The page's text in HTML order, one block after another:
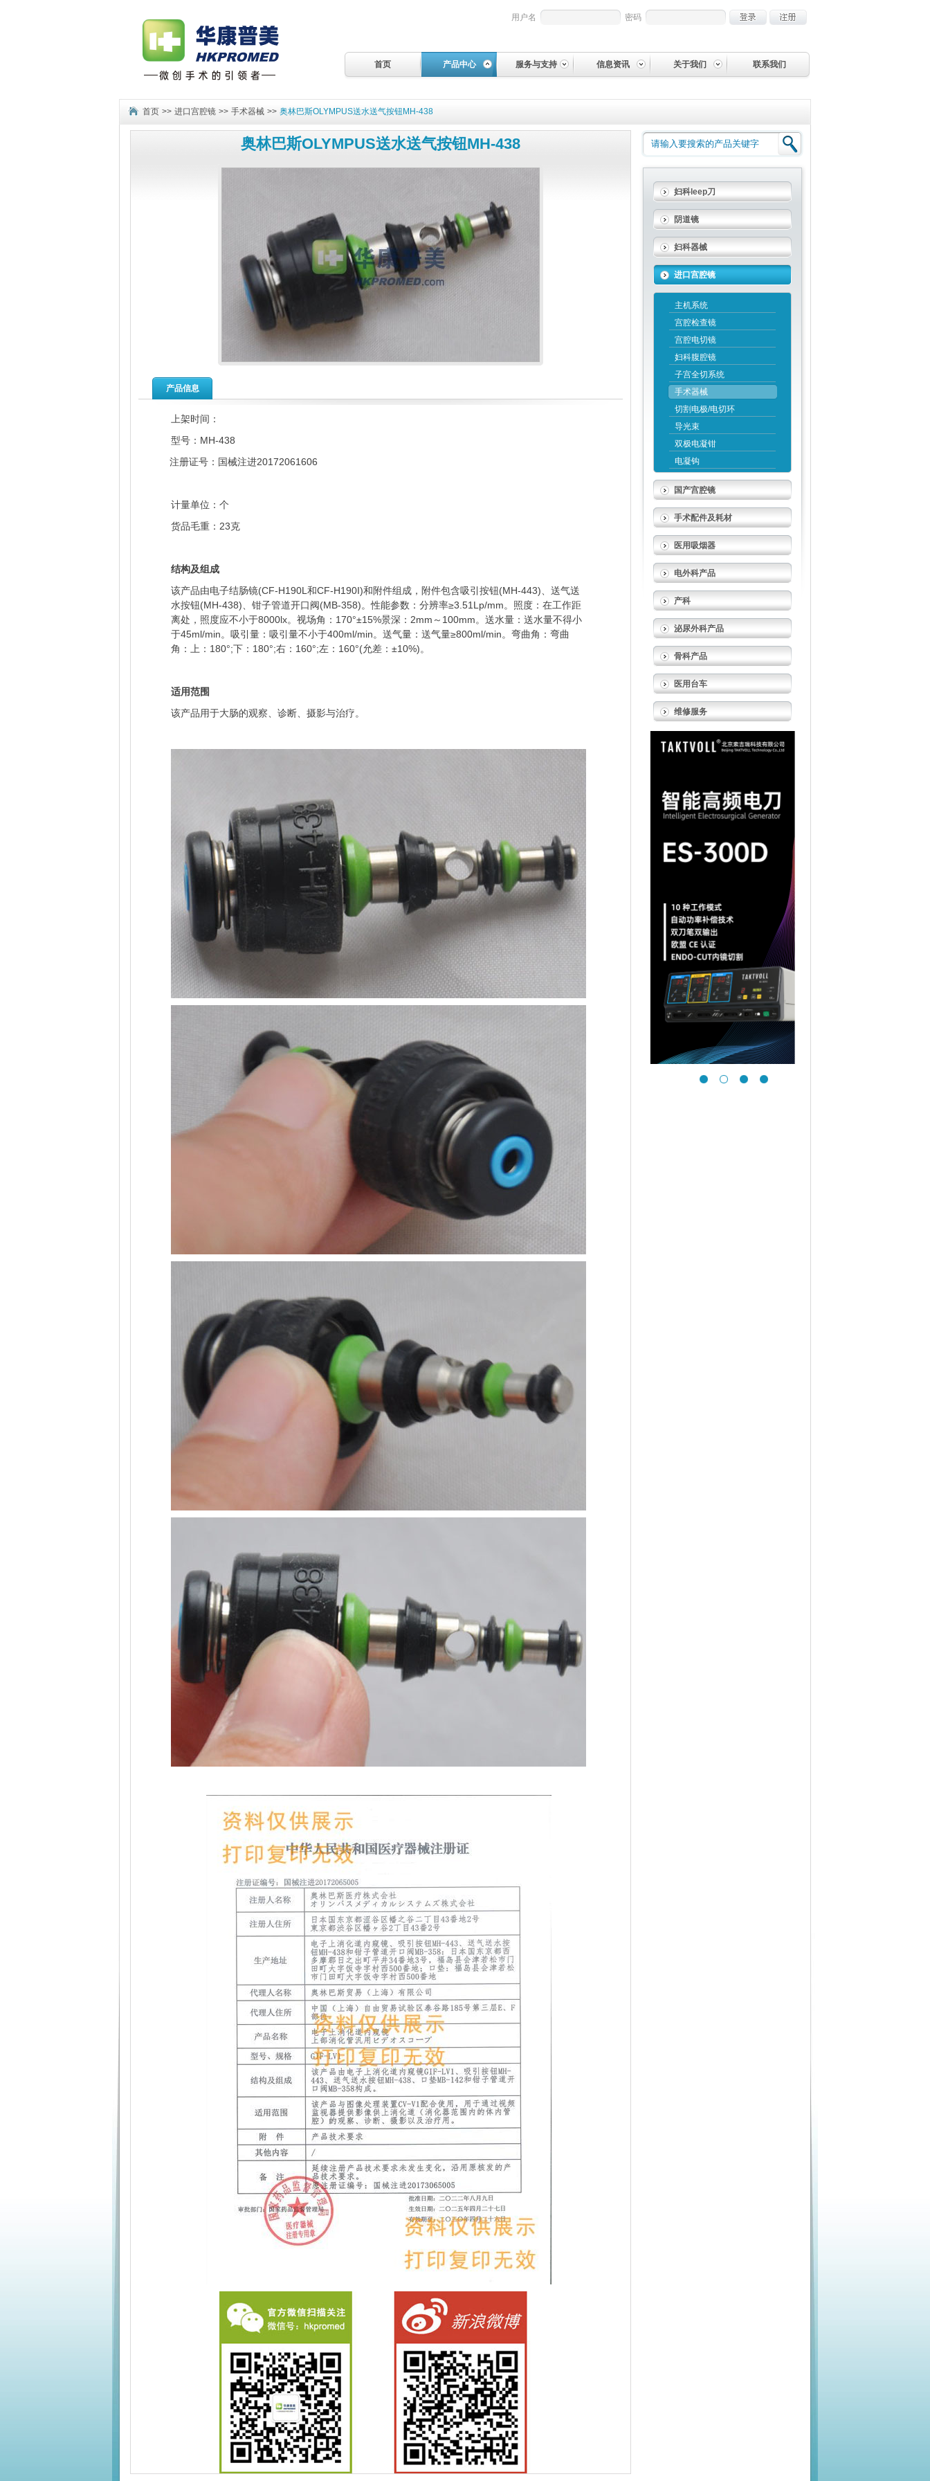
用户名 密码
首页 产品中心 服务与支持 信息资讯 关于我们 联系我们
首页 >> 进口宫腔镜 >> 手术器械 >> 奥林巴斯OLYMPUS送水送气按钮MH-438
奥林巴斯OLYMPUS送水送气按钮MH-438
产品信息
上架时间：
型号：MH-438
注册证号：国械注进20172061606
计量单位：个
货品毛重：23克
结构及组成
该产品由电子结肠镜(CF-H190L和CF-H190I)和附件组成，附件包含吸引按钮(MH-443)、送气送
水按钮(MH-438)、钳子管道开口阀(MB-358)。性能参数：分辨率≥3.51Lp/mm。照度：在工作距
离处，照度应不小于8000lx。视场角：170°±15%景深：2mm～100mm。送水量：送水量不得小
于45ml/min。吸引量：吸引量不小于400ml/min。送气量：送气量≥800ml/min。弯曲角：弯曲
角：上：180°;下：180°;右：160°;左：160°(允差：±10%)。
适用范围
该产品用于大肠的观察、诊断、摄影与治疗。
妇科leep刀
阴道镜
妇科器械
进口宫腔镜
主机系统
宫腔检查镜
宫腔电切镜
妇科腹腔镜
子宫全切系统
手术器械
切割电极/电切环
导光束
双极电凝钳
电凝钩
国产宫腔镜
手术配件及耗材
医用吸烟器
电外科产品
产科
泌尿外科产品
骨科产品
医用台车
维修服务